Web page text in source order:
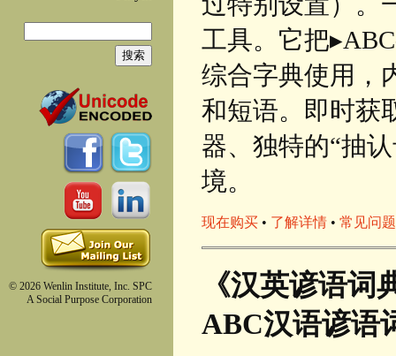
搜索表单
搜索
© 2026 Wenlin Institute, Inc. SPC
A Social Purpose Corporation
工具。它把
综合字典使用，
和短语。即时获
器、独特的“抽
境。
现在购买 • 了解详情 • 常见问
《汉英谚语词
ABC汉语谚语